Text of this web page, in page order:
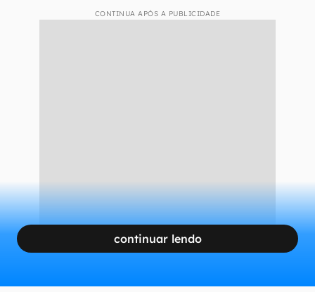
CONTINUA APÓS A PUBLICIDADE
continuar lendo